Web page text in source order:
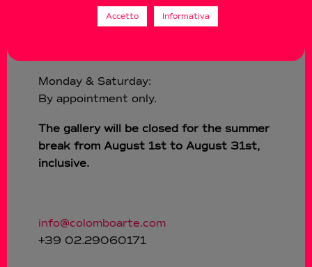
Accetto Informativa
Tuesday > Friday:
10 a.m. / 1:30 p.m.
Monday & Saturday:
By appointment only.
The gallery will be closed for the summer
break from August 1st to August 31st,
inclusive.
info@colomboarte.com
+39 02.29060171